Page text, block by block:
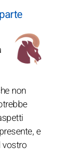
non
e
vostro